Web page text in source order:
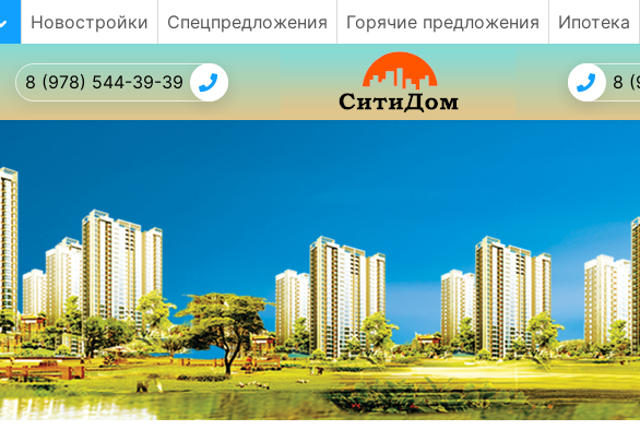
Новостройки Спецпредложения Горячие предложения Ипотека
8 (978) 544-39-39 8